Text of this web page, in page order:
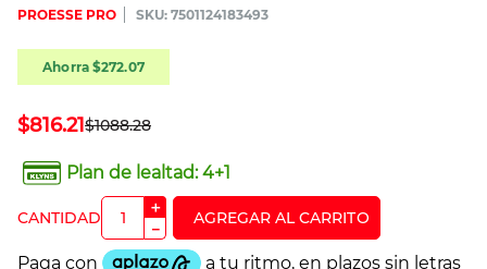
PROESSE PRO :7501124183493
Ahorra $272.07
$1088.28
$816.21
Plan de lealtad:4+1
＋
－